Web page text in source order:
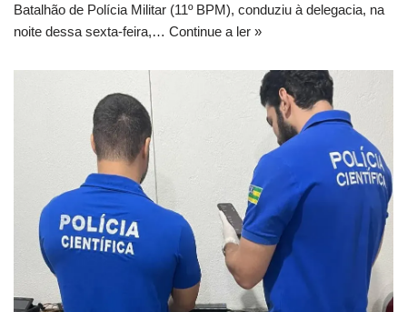
Batalhão de Polícia Militar (11º BPM), conduziu à delegacia, na
noite dessa sexta-feira,… Continue a ler »